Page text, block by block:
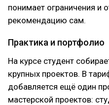
понимает ограничения и
рекомендацию сам.
Практика и портфолио
На курсе студент
крупных проектов. В
добавляется ещё один
мастерской проектов: